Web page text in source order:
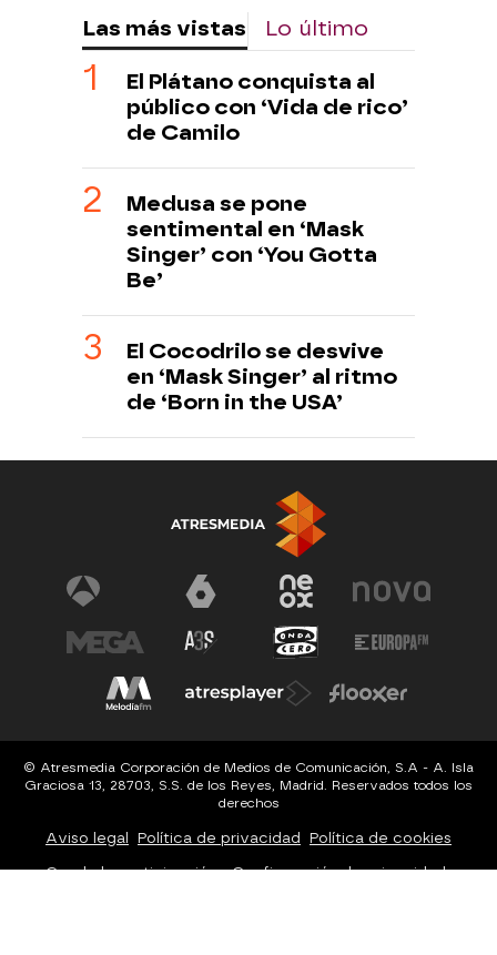
Las más vistas Lo último
El Plátano conquista al
público con ‘Vida de rico’
de Camilo
Medusa se pone
sentimental en ‘Mask
Singer’ con ‘You Gotta
Be’
El Cocodrilo se desvive
en ‘Mask Singer’ al ritmo
de ‘Born in the USA’
© Atresmedia Corporación de Medios de Comunicación, S.A - A. Isla
Graciosa 13, 28703, S.S. de los Reyes, Madrid. Reservados todos los
derechos
Aviso legal Política de privacidad Política de cookies
Cond. de participación Configuración de privacidad